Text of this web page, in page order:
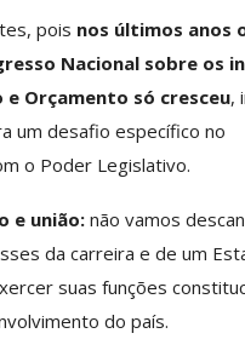
pois nos últimos anos
Nacional sobre os
e Orçamento só cresceu,
um desafio específico no
o Poder Legislativo.
e união: não vamos
da carreira e de um
suas funções
do país.